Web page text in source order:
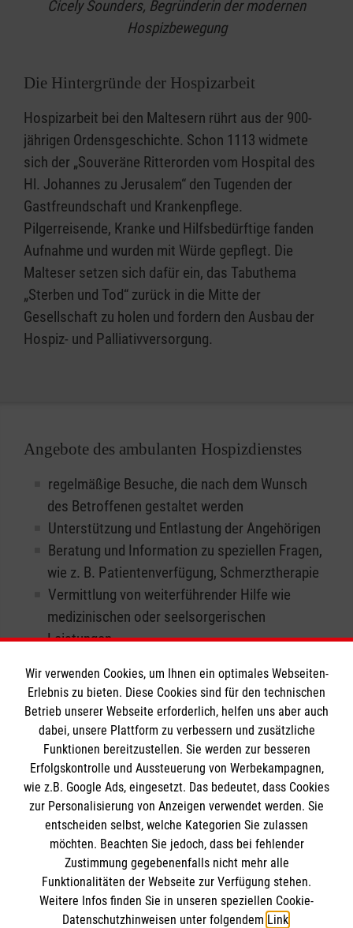
Cicely Sounders, Begründerin der modernen
Hospizbewegung
Die Hintergründe der Hospizarbeit
Hospizarbeit bei den Maltesern rührt aus der 900-
jährigen Ordensgeschichte. Schon 1113 widmete
sich der „Souveräne Ritterorden vom Hospital des
Hl. Johannes zu Jerusalem“ den Tugenden der
Gastfreundschaft und Krankenpflege.
Pilgerreisende, Kranke und Hilfsbedürftige fanden
Aufnahme und wurden mit Würde gepflegt. Die
Malteser setzen sich dafür ein, das Tabuthema
„Sterben und Tod“ zurück in die Mitte der
Gesellschaft zu holen und fordern den Ausbau der
Hospiz- und Palliativversorgung.
Angebote des ambulanten Hospizdienstes
regelmäßige Besuche, die nach dem Wunsch
des Betroffenen gestaltet werden
Unterstützung und Entlastung der Angehörigen
Beratung und Information zu speziellen Fragen,
wie z. B. Patientenverfügung, Schmerztherapie
Vermittlung von weiterführender Hilfe wie
medizinischen oder seelsorgerischen
Leistungen
sozialen und kulturellen Kontakten
Informationen
Impressum
Datenschutz
Barrierefreiheit
Spendenkonto
Wir verwenden Cookies, um Ihnen ein optimales Webseiten-
Erlebnis zu bieten. Diese Cookies sind für den technischen
Betrieb unserer Webseite erforderlich, helfen uns aber auch
dabei, unsere Plattform zu verbessern und zusätzliche
Funktionen bereitzustellen. Sie werden zur besseren
Erfolgskontrolle und Aussteuerung von Werbekampagnen,
wie z.B. Google Ads, eingesetzt. Das bedeutet, dass Cookies
zur Personalisierung von Anzeigen verwendet werden. Sie
entscheiden selbst, welche Kategorien Sie zulassen
möchten. Beachten Sie jedoch, dass bei fehlender
Zustimmung gegebenenfalls nicht mehr alle
Funktionalitäten der Webseite zur Verfügung stehen.
Weitere Infos finden Sie in unseren speziellen Cookie-
Datenschutzhinweisen unter folgendem Link.